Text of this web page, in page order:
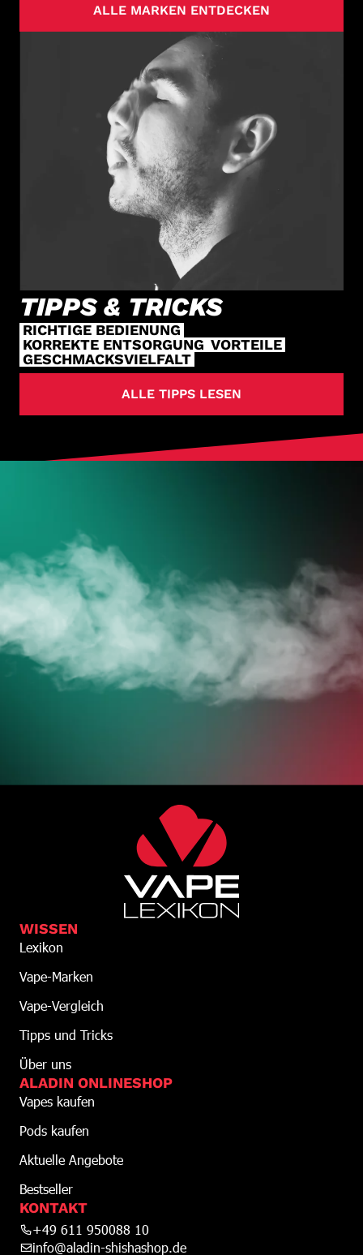
ALLE MARKEN ENTDECKEN
TIPPS & TRICKS
RICHTIGE BEDIENUNG
KORREKTE ENTSORGUNG VORTEILE
GESCHMACKSVIELFALT
ALLE TIPPS LESEN
DEINE VAPES
JETZT ZUM ONLINESHOP
WISSEN
Lexikon
Vape-Marken
Vape-Vergleich
Tipps und Tricks
Über uns
ALADIN ONLINESHOP
Vapes kaufen
Pods kaufen
Aktuelle Angebote
Bestseller
KONTAKT
+49 611 950088 10
info@aladin-shishashop.de